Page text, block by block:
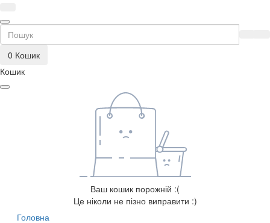
0 Кошик
Кошик
Ваш кошик порожній :(
Це ніколи не пізно виправити :)
Головна